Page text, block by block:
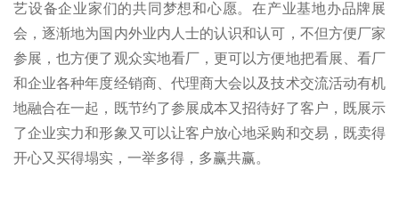
艺设备企业家们的共同梦想和心愿。在产业基地办品牌展
会，逐渐地为国内外业内人士的认识和认可，不但方便厂家
参展，也方便了观众实地看厂，更可以方便地把看展、看厂
和企业各种年度经销商、代理商大会以及技术交流活动有机
地融合在一起，既节约了参展成本又招待好了客户，既展示
了企业实力和形象又可以让客户放心地采购和交易，既卖得
开心又买得塌实，一举多得，多赢共赢。